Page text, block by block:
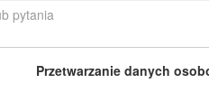
Przetwarzanie danych